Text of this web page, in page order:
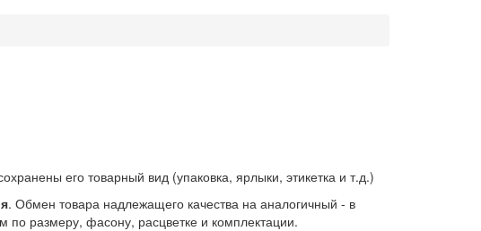
его товарный вид (упаковка, ярлыки, этикетка и т.д.)
. Обмен товара надлежащего качества на аналогичный - в
по размеру, фасону, расцветке и комплектации.